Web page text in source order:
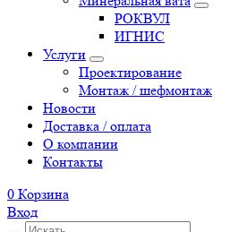
РОКВУЛ
ИГНИС
Услуги
Проектирование
Монтаж / шефмонтаж
Новости
Доставка / оплата
О компании
Контакты
0 Корзина
Вход